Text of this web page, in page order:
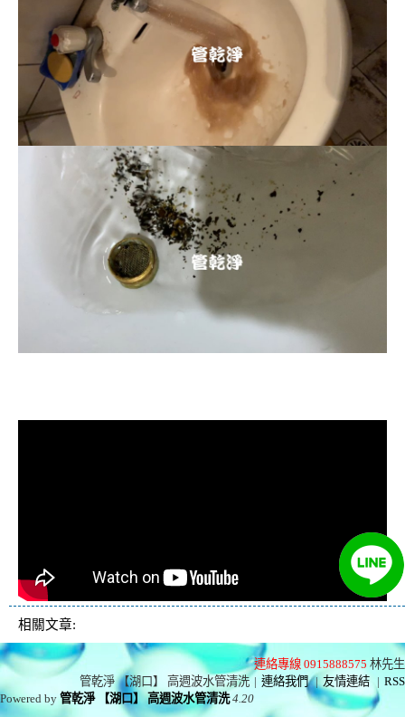
相關文章:
連絡專線 0915888575 林先生
管乾淨 【湖口】 高週波水管清洗 | 連絡我們 | 友情連結 | RSS
Powered by管乾淨 【湖口】 高週波水管清洗 4.20